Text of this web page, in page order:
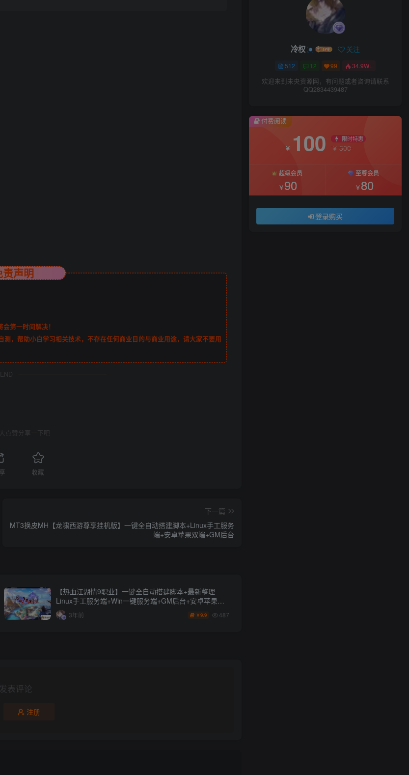
声明
第一时间解决！
，帮助小白学习相关技术，不存在任何商业目的与商业用途，请大家不要用
点赞分享一下吧
收藏
下一篇
MT3换皮MH【龙啸西游尊享挂机版】一键全自动搭建脚本+Linux手工服务
端+安卓苹果双端+GM后台
【热血江湖情9职业】一键全自动搭建脚本+最新整理
Linux手工服务端+Win一键服务端+GM后台+安卓苹果双
端+详细搭建教程+视频教程
3年前 ￥9.9 487
表评论
注册
冷权 关注
512 12 99 34.9W+
欢迎来到未央资源网，有问题或者咨询请联系
QQ2834439487
付费阅读
￥ 100 限时特惠
￥ 300
超级会员
￥90
至尊会员
￥80
登录购买